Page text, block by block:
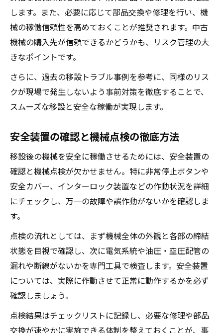
します。また、必要に応じて部品交換や修理を行い、機
械の稼働信頼性を高めておくことが推奨されます。中古
機械の購入先が信頼できるかどうかも、リスク管理の大
きなポイントです。
さらに、過去の移設トラブル事例を参考に、同様のリス
クが現場で発生しないよう事前対策を徹底することで、
スムーズな移設と安全な稼働が実現します。
安全装置の確認と機械点検の徹底方法
移設後の機械を安全に稼働させるためには、安全装置の
確認と機械点検が欠かせません。特に非常停止ボタンや
安全カバー、インターロック装置などの作動状況を詳細
にチェックし、万一の故障や誤作動がないかを確認しま
す。
点検の流れとしては、まず機械全体の外観と各部の締結
状態を目視で確認し、次に電気系統や油圧・空圧配管の
漏れや断線がないかを専門工具で検査します。安全装置
については、実際に作動させて正常に動作するかを必ず
確認しましょう。
点検結果はチェックリストに記録し、必要な修理や部品
交換が速やかに実施できる体制を整えておくことが、事